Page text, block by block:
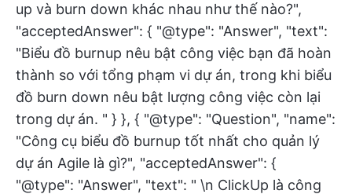
up và burn down khác nhau như thế nào?",
"acceptedAnswer": { "@type": "Answer", "text":
"Biểu đồ burnup nêu bật công việc bạn đã hoàn
thành so với tổng phạm vi dự án, trong khi biểu
đồ burn down nêu bật lượng công việc còn lại
trong dự án. " } }, { "@type": "Question", "name":
"Công cụ biểu đồ burnup tốt nhất cho quản lý
dự án Agile là gì?", "acceptedAnswer": {
"@type": "Answer", "text": " \n ClickUp là công